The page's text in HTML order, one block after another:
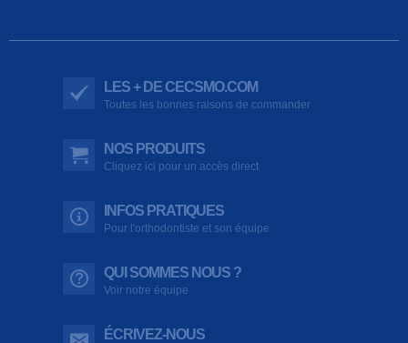
LES + DE CECSMO.COM
Toutes les bonnes raisons de commander
NOS PRODUITS
Cliquez ici pour un accès direct
INFOS PRATIQUES
Pour l'orthodontiste et son équipe
QUI SOMMES NOUS ?
Voir notre équipe
ÉCRIVEZ-NOUS